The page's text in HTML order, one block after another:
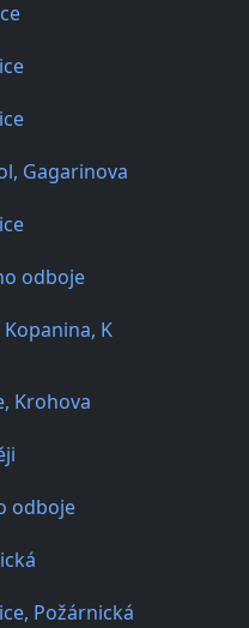
Gagarinova
odboje
K
Krohova
odboje
Požárnická